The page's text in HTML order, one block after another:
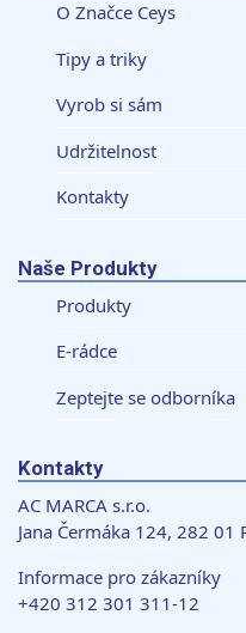
O Značce Ceys
Tipy a triky
Vyrob si sám
Udržitelnost
Kontakty
Naše Produkty
Produkty
E-rádce
Zeptejte se odborníka
Kontakty
AC MARCA s.r.o.
Jana Čermáka 124, 282 01
Informace pro zákazníky
+420 312 301 311-12